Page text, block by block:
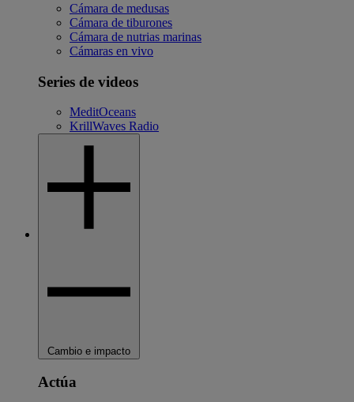
Cámara de medusas
Cámara de tiburones
Cámara de nutrias marinas
Cámaras en vivo
Series de videos
MeditOceans
KrillWaves Radio
Cambio e impacto
Actúa